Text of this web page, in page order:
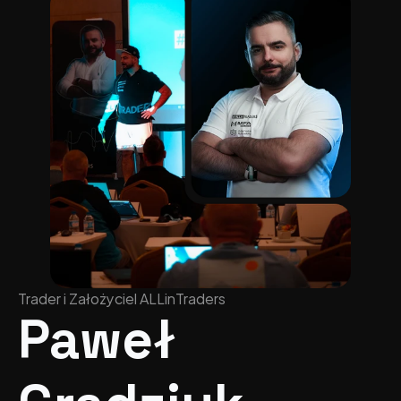
Trader i Założyciel ALLinTraders
Paweł